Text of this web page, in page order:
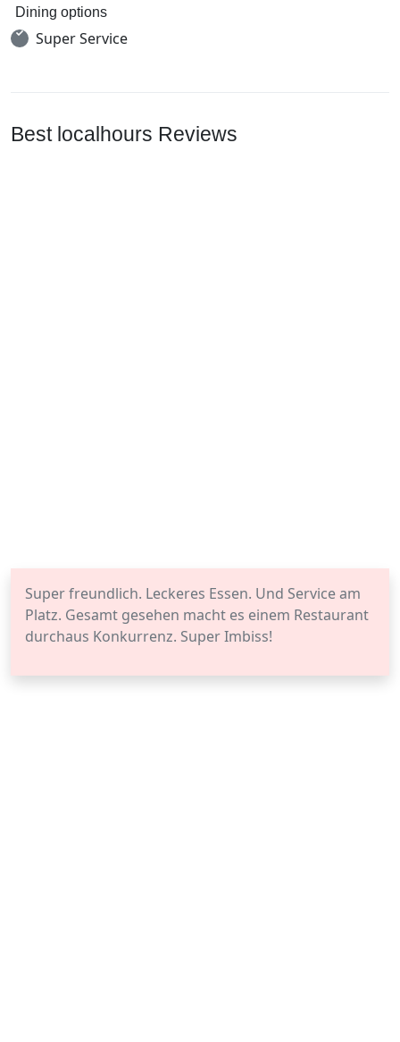
Dining options
Super Service
Best localhours Reviews
Super freundlich. Leckeres Essen. Und Service am
Platz. Gesamt gesehen macht es einem Restaurant
durchaus Konkurrenz. Super Imbiss!